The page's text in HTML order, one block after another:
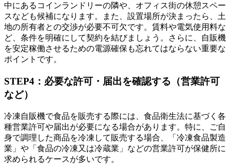
中にあるコインランドリーの隣や、オフィス街の休憩スペー
スなども候補になります。また、設置場所が決まったら、土
地の所有者との交渉が必要不可欠です。賃料や電気使用料な
ど、条件を明確にして契約を結びましょう。さらに、自販機
を安定稼働させるための電源確保も忘れてはならない重要な
ポイントです。
STEP4：必要な許可・届出を確認する（営業許可
など）
冷凍自販機で食品を販売する際には、食品衛生法に基づく各
種営業許可や届出が必要になる場合があります。特に、ご自
身で調理した商品を冷凍して販売する場合、「冷凍食品製造
業」や「食品の冷凍又は冷蔵業」などの営業許可が保健所に
求められるケースが多いです。